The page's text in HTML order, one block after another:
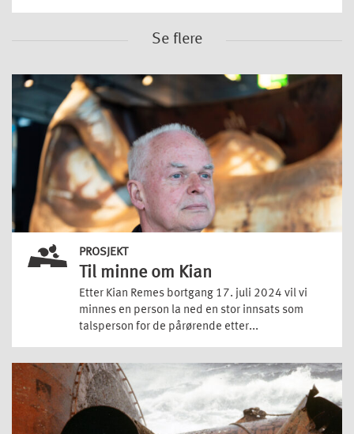
Se flere
PROSJEKT
Til minne om Kian
Etter Kian Remes bortgang 17. juli 2024 vil vi
minnes en person la ned en stor innsats som
talsperson for de pårørende etter...